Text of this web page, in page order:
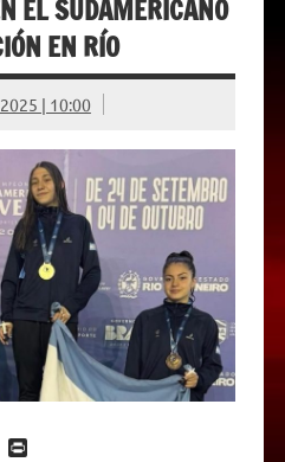
EL SUDAMERICANO
EN RÍO
| 10:00
P